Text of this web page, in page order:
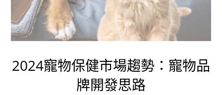
2024寵物保健市場趨勢：寵物品
牌開發思路